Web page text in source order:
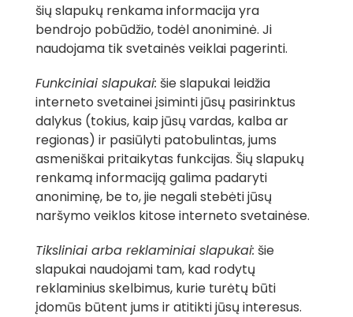
šių slapukų renkama informacija yra
bendrojo pobūdžio, todėl anoniminė. Ji
naudojama tik svetainės veiklai pagerinti.
Funkciniai slapukai: šie slapukai leidžia
interneto svetainei įsiminti jūsų pasirinktus
dalykus (tokius, kaip jūsų vardas, kalba ar
regionas) ir pasiūlyti patobulintas, jums
asmeniškai pritaikytas funkcijas. Šių slapukų
renkamą informaciją galima padaryti
anoniminę, be to, jie negali stebėti jūsų
naršymo veiklos kitose interneto svetainėse.
Tiksliniai arba reklaminiai slapukai: šie
slapukai naudojami tam, kad rodytų
reklaminius skelbimus, kurie turėtų būti
įdomūs būtent jums ir atitikti jūsų interesus.